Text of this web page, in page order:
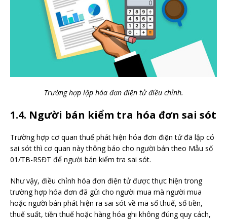
Trường hợp lập hóa đơn điện tử điều chỉnh.
1.4. Người bán kiểm tra hóa đơn sai sót
Trường hợp cơ quan thuế phát hiện hóa đơn điện tử đã lập có
sai sót thì cơ quan này thông báo cho người bán theo Mẫu số
01/TB-RSĐT để người bán kiểm tra sai sót.
Như vậy, điều chỉnh hóa đơn điện tử được thực hiện trong
trường hợp hóa đơn đã gửi cho người mua mà người mua
hoặc người bán phát hiện ra sai sót về mã số thuế, số tiền,
thuế suất, tiền thuế hoặc hàng hóa ghi không đúng quy cách,